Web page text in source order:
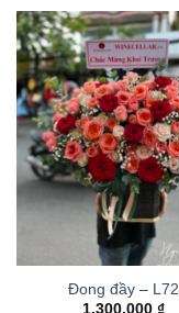
Đong đầy – L72
1.300.000 ₫